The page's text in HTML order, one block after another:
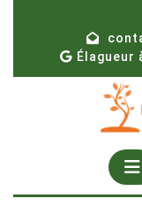
Élagueur